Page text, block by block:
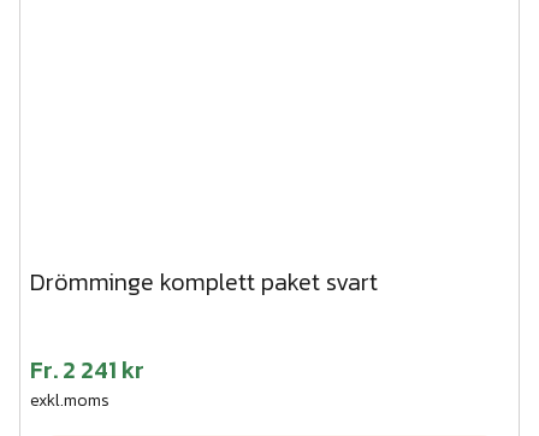
Drömminge komplett paket svart
Fr.2 241 kr
exkl.moms